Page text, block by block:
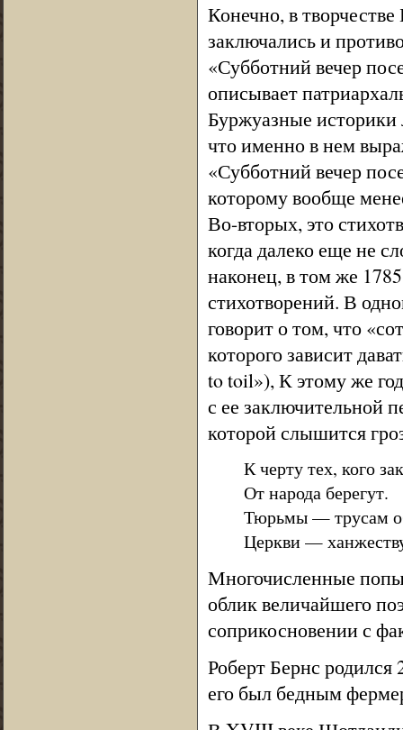
Конечно, в
заключались и
«Субботний вечер
описывает
Буржуазные историки
что именно в нем
«Субботний вечер
которому вообще
Во-вторых, это
когда далеко еще не
наконец, в том же
стихотворений. В
говорит о том, что
которого зависит
to toil»), К этому же
с ее заключительной
которой слышится
К черту тех, кого
От народа берегут.
Тюрьмы — трусам
Церкви —
Многочисленные
облик величайшего
соприкосновении с
Роберт Бернс родился
его был бедным